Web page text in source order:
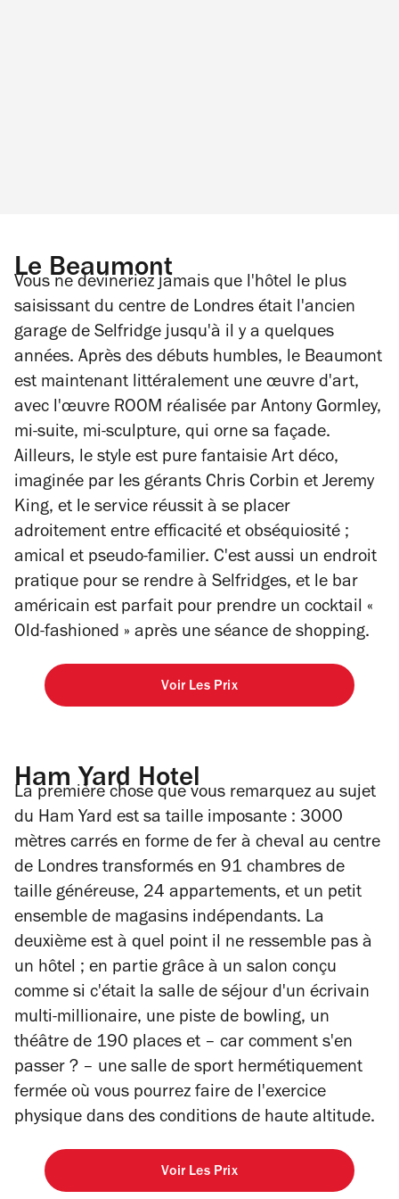
Le Beaumont
Vous ne devineriez jamais que l'hôtel le plus
saisissant du centre de Londres était l'ancien
garage de Selfridge jusqu'à il y a quelques
années. Après des débuts humbles, le Beaumont
est maintenant littéralement une œuvre d'art,
avec l'œuvre ROOM réalisée par Antony Gormley,
mi-suite, mi-sculpture, qui orne sa façade.
Ailleurs, le style est pure fantaisie Art déco,
imaginée par les gérants Chris Corbin et Jeremy
King, et le service réussit à se placer
adroitement entre efficacité et obséquiosité ;
amical et pseudo-familier. C'est aussi un endroit
pratique pour se rendre à Selfridges, et le bar
américain est parfait pour prendre un cocktail «
Old-fashioned » après une séance de shopping.
Voir Les Prix
Ham Yard Hotel
La première chose que vous remarquez au sujet
du Ham Yard est sa taille imposante : 3000
mètres carrés en forme de fer à cheval au centre
de Londres transformés en 91 chambres de
taille généreuse, 24 appartements, et un petit
ensemble de magasins indépendants. La
deuxième est à quel point il ne ressemble pas à
un hôtel ; en partie grâce à un salon conçu
comme si c'était la salle de séjour d'un écrivain
multi-millionaire, une piste de bowling, un
théâtre de 190 places et – car comment s'en
passer ? – une salle de sport hermétiquement
fermée où vous pourrez faire de l'exercice
physique dans des conditions de haute altitude.
Voir Les Prix